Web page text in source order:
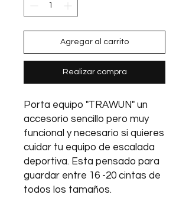
Agregar al carrito
Realizar compra
Porta equipo "TRAWUN" un
accesorio sencillo pero muy
funcional y necesario si quieres
cuidar tu equipo de escalada
deportiva. Esta pensado para
guardar entre 16 -20 cintas de
todos los tamaños.